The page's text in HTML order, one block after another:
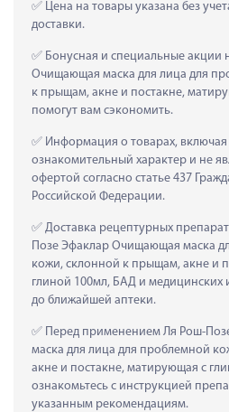
Цена на товары указана без
доставки.
Бонусная и специальные акции
Очищающая маска для лица для
к прыщам, акне и постакне,
помогут вам сэкономить.
Информация о товарах,
ознакомительный характер и не
офертой согласно статье 437
Российской Федерации.
Доставка рецептурных
Позе Эфаклар Очищающая маска
кожи, склонной к прыщам, акне и
глиной 100мл, БАД и медицинских
до ближайшей аптеки.
Перед применением Ля Рош-
маска для лица для проблемной
акне и постакне, матирующая с
ознакомьтесь с инструкцией
указанным рекомендациям.